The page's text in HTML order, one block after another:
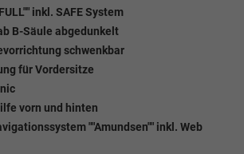
inkl. SAFE System
B-Säule abgedunkelt
schwenkbar
für Vordersitze
vorn und hinten
""Amundsen"" inkl. Web